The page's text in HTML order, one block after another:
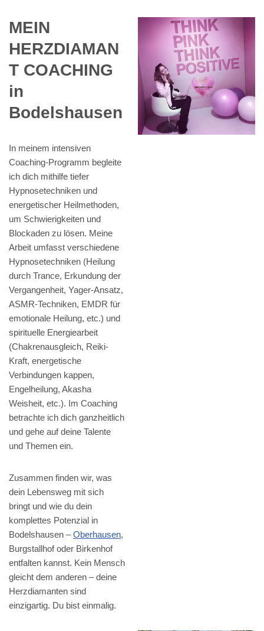
MEIN
HERZDIAMAN
T COACHING
in
Bodelshausen
In meinem intensiven
Coaching-Programm begleite
ich dich mithilfe tiefer
Hypnosetechniken und
energetischer Heilmethoden,
um Schwierigkeiten und
Blockaden zu lösen. Meine
Arbeit umfasst verschiedene
Hypnosetechniken (Heilung
durch Trance, Erkundung der
Vergangenheit, Yager-Ansatz,
ASMR-Techniken, EMDR für
emotionale Heilung, etc.) und
spirituelle Energiearbeit
(Chakrenausgleich, Reiki-
Kraft, energetische
Verbindungen kappen,
Engelheilung, Akasha
Weisheit, etc.). Im Coaching
betrachte ich dich ganzheitlich
und gehe auf deine Talente
und Themen ein.
Zusammen finden wir, was
dein Lebensweg mit sich
bringt und wie du dein
komplettes Potenzial in
Bodelshausen –Oberhausen,
Burgstallhof oder Birkenhof
entfalten kannst. Kein Mensch
gleicht dem anderen – deine
Herzdiamanten sind
einzigartig. Du bist einmalig.